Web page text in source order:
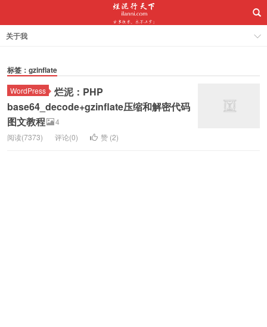
关于我
标签：gzinflate
WordPress
烂泥：PHP
base64_decode+gzinflate压缩和解密代码
图文教程
4
阅读(7373)
评论(0) 赞 (2)